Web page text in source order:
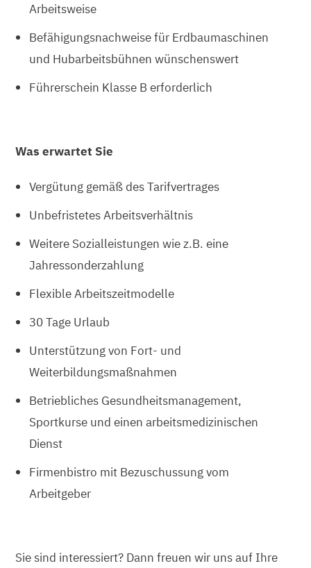
Arbeitsweise
Befähigungsnachweise für Erdbaumaschinen
und Hubarbeitsbühnen wünschenswert
Führerschein Klasse B erforderlich
Was erwartet Sie
Vergütung gemäß des Tarifvertrages
Unbefristetes Arbeitsverhältnis
Weitere Sozialleistungen wie z.B. eine
Jahressonderzahlung
Flexible Arbeitszeitmodelle
30 Tage Urlaub
Unterstützung von Fort- und
Weiterbildungsmaßnahmen
Betriebliches Gesundheitsmanagement,
Sportkurse und einen arbeitsmedizinischen
Dienst
Firmenbistro mit Bezuschussung vom
Arbeitgeber
Sie sind interessiert? Dann freuen wir uns auf Ihre